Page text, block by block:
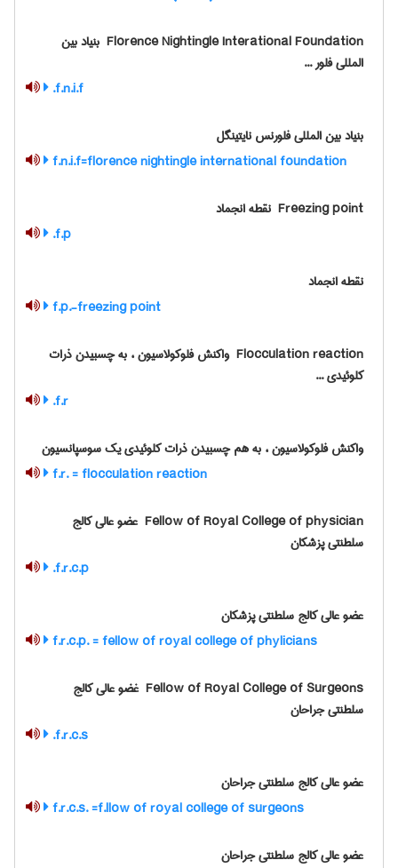
‎ Florence Nightingle Interational Foundation بنیاد بین
المللی فلور ...
f.n.i.f.
بنیاد بین المللی فلورنس نایتینگل
f.n.i.f=florence nightingle international foundation
‎ Freezing point نقطه انجماد
f.p.
نقطه انجماد
f.p.-freezing point
‎ Flocculation reaction واکنش فلوکولاسیون ، به چسبیدن ذرات
کلوئیدی ...
f.r.
واکنش فلوکولاسیون ، به هم چسبیدن ذرات کلوئیدی یک سوسپانسیون
f.r. = flocculation reaction
‎ Fellow of Royal College of physician عضو عالی کالج
سلطنتی پزشکان
f.r.c.p.
عضو عالی کالج سلطنتی پزشکان
f.r.c.p. = fellow of royal college of phylicians
‎ Fellow of Royal College of Surgeons غضو عالی کالج
سلطنتی جراحان
f.r.c.s.
عضو عالی کالج سلطنتی جراحان
f.r.c.s. =f.llow of royal college of surgeons
عضو عالی کالج سلطنتی جراحان